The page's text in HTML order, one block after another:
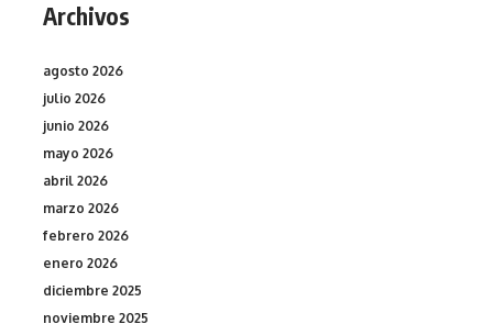
Archivos
agosto 2026
julio 2026
junio 2026
mayo 2026
abril 2026
marzo 2026
febrero 2026
enero 2026
diciembre 2025
noviembre 2025